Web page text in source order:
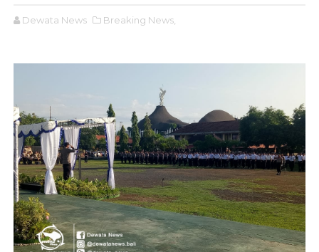
Dewata News Breaking News,